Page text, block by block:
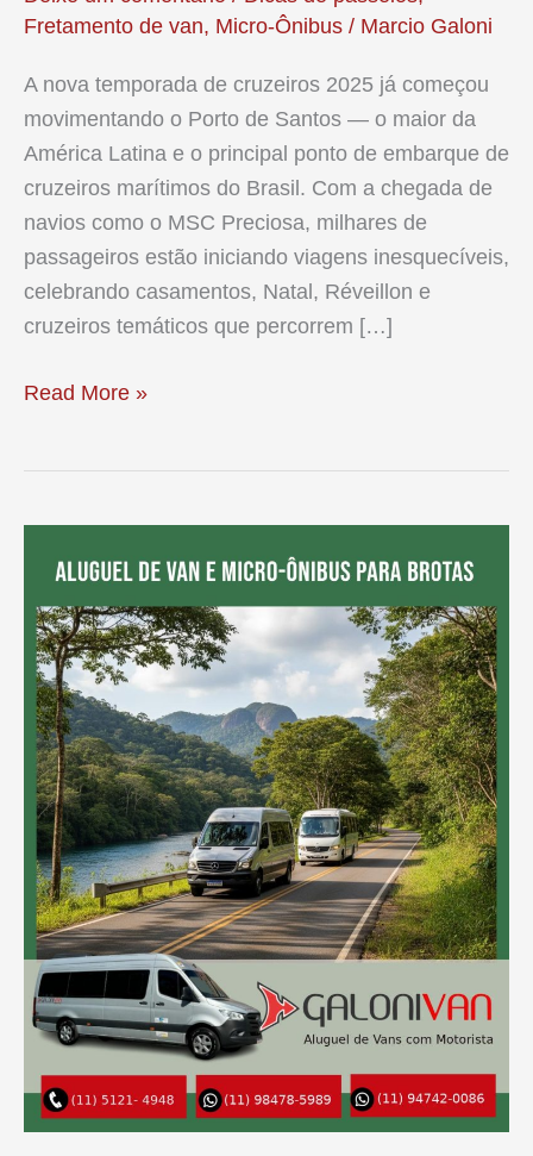
Fretamento de van, Micro-Ônibus / Marcio Galoni
A nova temporada de cruzeiros 2025 já começou
movimentando o Porto de Santos — o maior da
América Latina e o principal ponto de embarque de
cruzeiros marítimos do Brasil. Com a chegada de
navios como o MSC Preciosa, milhares de
passageiros estão iniciando viagens inesquecíveis,
celebrando casamentos, Natal, Réveillon e
cruzeiros temáticos que percorrem […]
Temporada
no
Porto
Santos:
Fretamento
de
Vans
Micro-
ônibus
para
Grupos
Famílias
Read More »